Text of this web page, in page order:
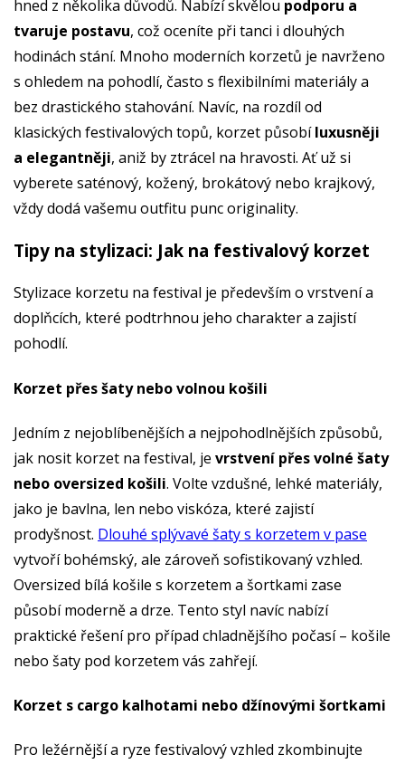
hned z několika důvodů. Nabízí skvělou podporu a
tvaruje postavu, což oceníte při tanci i dlouhých
hodinách stání. Mnoho moderních korzetů je navrženo
s ohledem na pohodlí, často s flexibilními materiály a
bez drastického stahování. Navíc, na rozdíl od
klasických festivalových topů, korzet působíluxusněji
a elegantněji, aniž by ztrácel na hravosti. Ať už si
vyberete saténový, kožený, brokátový nebo krajkový,
vždy dodá vašemu outfitu punc originality.
Tipy na stylizaci: Jak na festivalový korzet
Stylizace korzetu na festival je především o vrstvení a
doplňcích, které podtrhnou jeho charakter a zajistí
pohodlí.
Korzet přes šaty nebo volnou košili
Jedním z nejoblíbenějších a nejpohodlnějších způsobů,
jak nosit korzet na festival, je vrstvení přes volné šaty
nebo oversized košili. Volte vzdušné, lehké materiály,
jako je bavlna, len nebo viskóza, které zajistí
prodyšnost. Dlouhé splývavé šaty s korzetem v pase
vytvoří bohémský, ale zároveň sofistikovaný vzhled.
Oversized bílá košile s korzetem a šortkami zase
působí moderně a drze. Tento styl navíc nabízí
praktické řešení pro případ chladnějšího počasí – košile
nebo šaty pod korzetem vás zahřejí.
Korzet s cargo kalhotami nebo džínovými šortkami
Pro ležérnější a ryze festivalový vzhled zkombinujte